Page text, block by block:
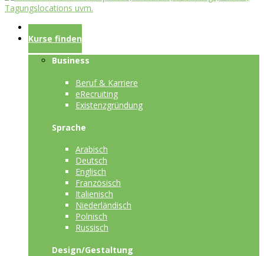
Startseite
Kurse finden
Business
Beruf & Karriere
eRecruiting
Existenzgründung
Sprache
Arabisch
Deutsch
Englisch
Französisch
Italienisch
Niederländisch
Polnisch
Russisch
Design/Gestaltung